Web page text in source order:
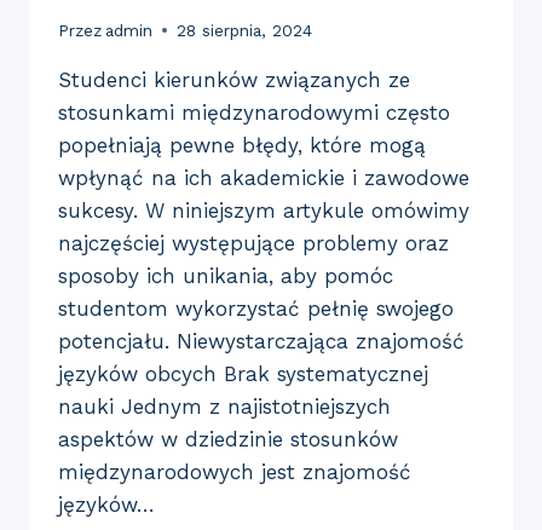
Przez admin 28 sierpnia, 2024
Studenci kierunków związanych ze
stosunkami międzynarodowymi często
popełniają pewne błędy, które mogą
wpłynąć na ich akademickie i zawodowe
sukcesy. W niniejszym artykule omówimy
najczęściej występujące problemy oraz
sposoby ich unikania, aby pomóc
studentom wykorzystać pełnię swojego
potencjału. Niewystarczająca znajomość
języków obcych Brak systematycznej
nauki Jednym z najistotniejszych
aspektów w dziedzinie stosunków
międzynarodowych jest znajomość
języków…